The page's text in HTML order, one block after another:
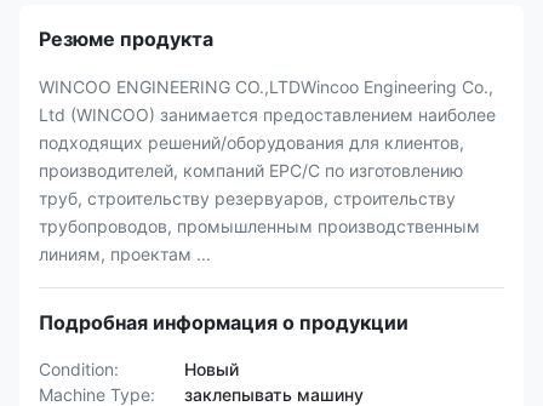
Резюме продукта
WINCOO ENGINEERING CO.,LTDWincoo Engineering Co.,
Ltd (WINCOO) занимается предоставлением наиболее
подходящих решений/оборудования для клиентов,
производителей, компаний EPC/C по изготовлению
труб, строительству резервуаров, строительству
трубопроводов, промышленным производственным
линиям, проектам ...
Подробная информация о продукции
Condition:
Новый
Machine Type:
заклепывать машину